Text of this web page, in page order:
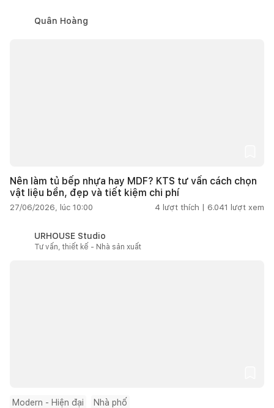
Quân Hoàng
Nên làm tủ bếp nhựa hay MDF? KTS tư vấn cách chọn
vật liệu bền, đẹp và tiết kiệm chi phí
27/06/2026, lúc 10:00 4 lượt thích | 6.041 lượt xem
URHOUSE Studio
Tư vấn, thiết kế - Nhà sản xuất
Modern - Hiện đại Nhà phố